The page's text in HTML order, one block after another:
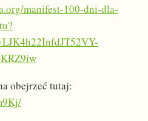
manifest-100-dni-dla-
obejrzeć tutaj: